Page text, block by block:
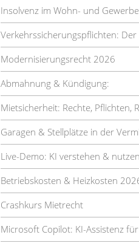
Insolvenz im Wohn- und
Verkehrssicherungspflichten:
Modernisierungsrecht 2026
Abmahnung & Kündigung:
Mietsicherheit: Rechte, Pflichten,
Garagen & Stellplätze in der
Live-Demo: KI verstehen & nutzen
Betriebskosten & Heizkosten
Crashkurs Mietrecht
Microsoft Copilot: KI-Assistenz